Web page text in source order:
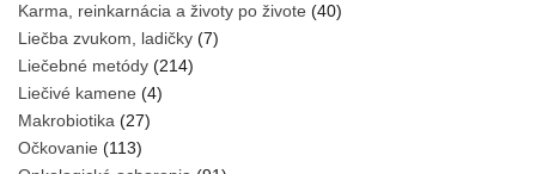
Karma, reinkarnácia a životy po živote (40)
Liečba zvukom, ladičky (7)
Liečebné metódy (214)
Liečivé kamene (4)
Makrobiotika (27)
Očkovanie (113)